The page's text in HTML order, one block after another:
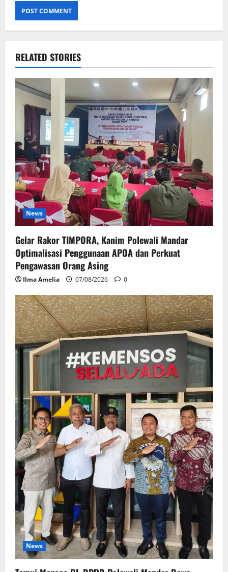
RELATED STORIES
News
Gelar Rakor TIMPORA, Kanim Polewali Mandar
Optimalisasi Penggunaan APOA dan Perkuat
Pengawasan Orang Asing
Ilma Amelia 07/08/2026 0
News